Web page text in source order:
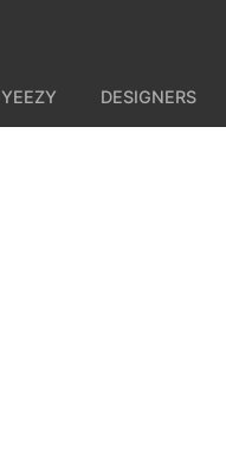
YEEZY DESIGNERS